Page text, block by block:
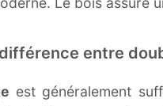
entre
est généralement